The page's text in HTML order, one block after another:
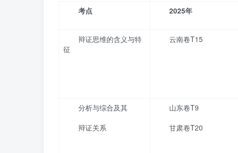
考点 2025年
辩证思维的含义与特
征
云南卷T15
分析与综合及其
辩证关系
山东卷T9
甘肃卷T20